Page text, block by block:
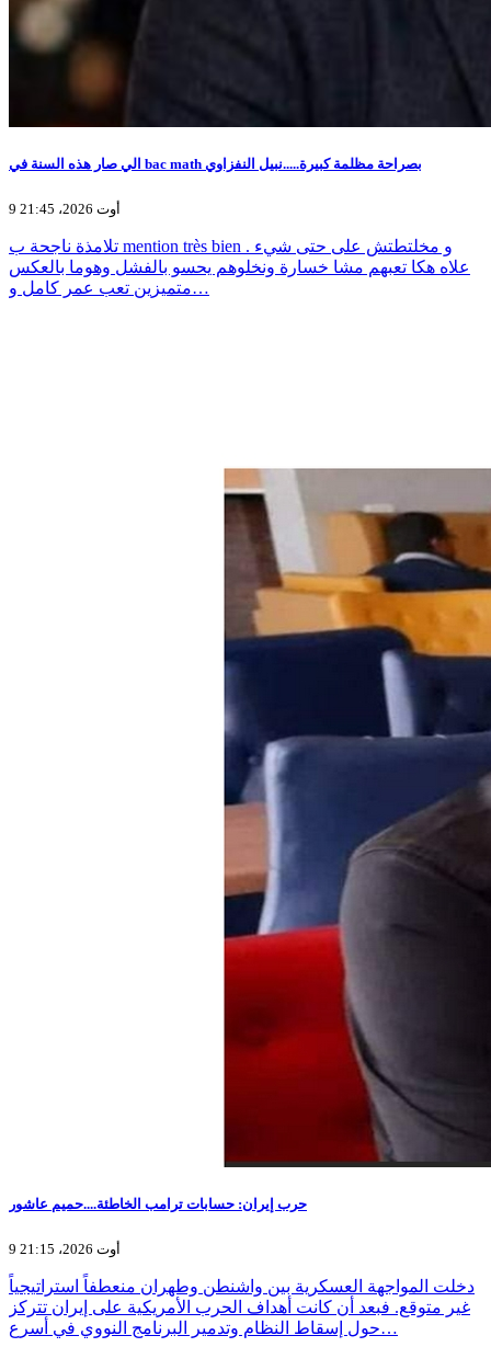
الي صار هذه السنة في bac math بصراحة مظلمة كبيرة.....نبيل النفزاوي
9 أوت 2026، 21:45
تلامذة ناجحة ب mention très bien و مخلتطتش على حتى شيء .
علاه هكا تعبهم مشا خسارة ونخلوهم يحسو بالفشل وهوما بالعكس
متميزين تعب عمر كامل و…
حرب إيران: حسابات ترامب الخاطئة....حميم عاشور
9 أوت 2026، 21:15
دخلت المواجهة العسكرية بين واشنطن وطهران منعطفاً استراتيجياً
غير متوقع. فبعد أن كانت أهداف الحرب الأمريكية على إيران تتركز
حول إسقاط النظام وتدمير البرنامج النووي في أسرع…